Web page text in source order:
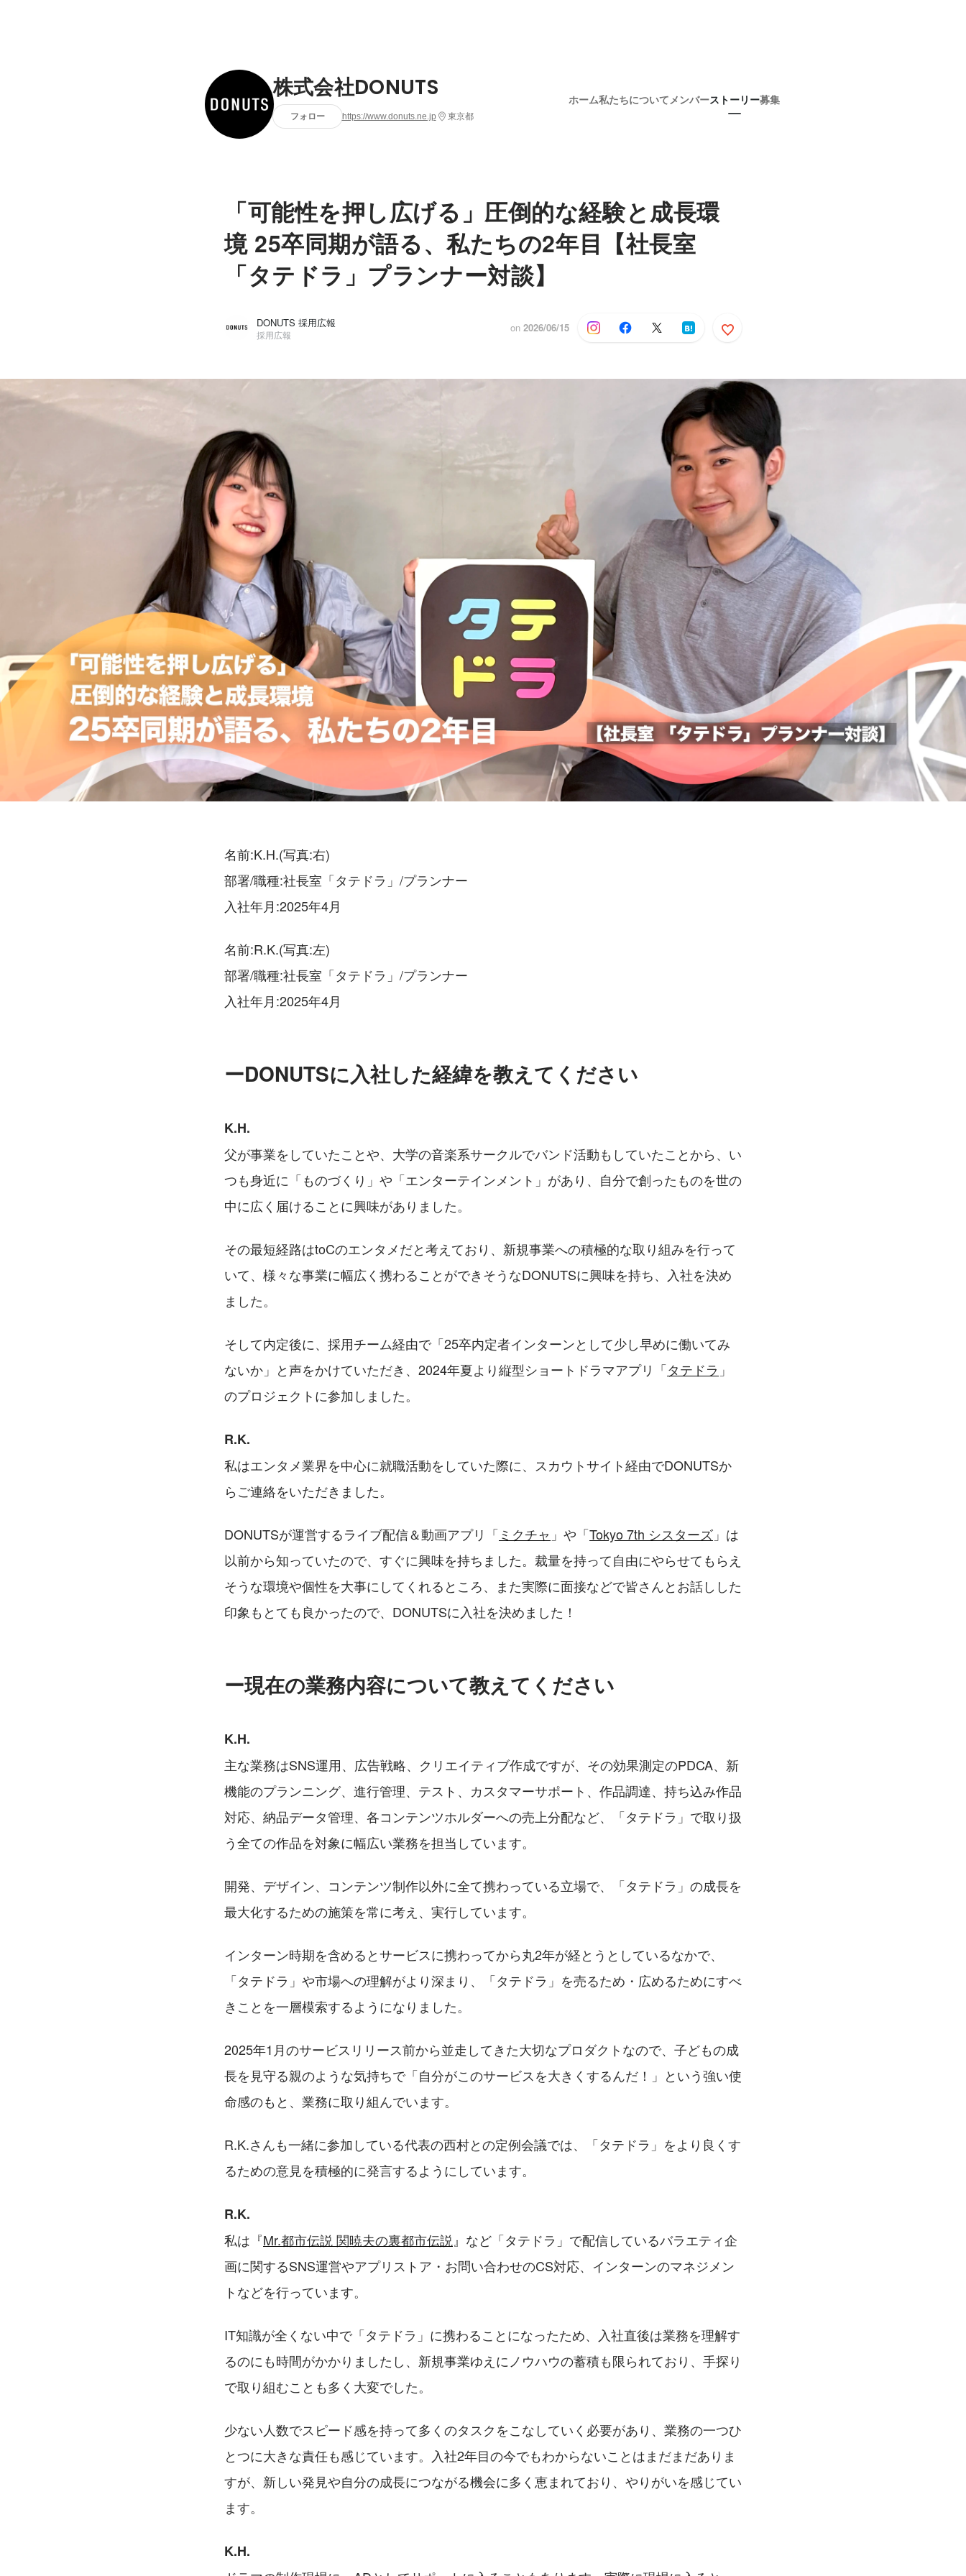
株式会社DONUTS
フォロー https://www.donuts.ne.jp 東京都
ホーム私たちについて メンバーストーリー募集
「可能性を押し広げる」圧倒的な経験と成長環
境 25卒同期が語る、私たちの2年目【社長室
「タテドラ」プランナー対談】
DONUTS 採用広報
採用広報
on 2026/06/15
名前:K.H.(写真:右)
部署/職種:社長室「タテドラ」/プランナー
入社年月:2025年4月
名前:R.K.(写真:左)
部署/職種:社長室「タテドラ」/プランナー
入社年月:2025年4月
ーDONUTSに入社した経緯を教えてください
K.H.
父が事業をしていたことや、大学の音楽系サークルでバンド活動もしていたことから、い
つも身近に「ものづくり」や「エンターテインメント」があり、自分で創ったものを世の
中に広く届けることに興味がありました。
その最短経路はtoCのエンタメだと考えており、新規事業への積極的な取り組みを行って
いて、様々な事業に幅広く携わることができそうなDONUTSに興味を持ち、入社を決め
ました。
そして内定後に、採用チーム経由で「25卒内定者インターンとして少し早めに働いてみ
ないか」と声をかけていただき、2024年夏より縦型ショートドラマアプリ「タテドラ 」
のプロジェクトに参加しました。
R.K.
私はエンタメ業界を中心に就職活動をしていた際に、スカウトサイト経由でDONUTSか
らご連絡をいただきました。
DONUTSが運営するライブ配信＆動画アプリ「ミクチャ 」や「Tokyo 7th シスターズ 」は
以前から知っていたので、すぐに興味を持ちました。裁量を持って自由にやらせてもらえ
そうな環境や個性を大事にしてくれるところ、また実際に面接などで皆さんとお話しした
印象もとても良かったので、DONUTSに入社を決めました！
ー現在の業務内容について教えてください
K.H.
主な業務はSNS運用、広告戦略、クリエイティブ作成ですが、その効果測定のPDCA、新
機能のプランニング、進行管理、テスト、カスタマーサポート、作品調達、持ち込み作品
対応、納品データ管理、各コンテンツホルダーへの売上分配など、「タテドラ」で取り扱
う全ての作品を対象に幅広い業務を担当しています。
開発、デザイン、コンテンツ制作以外に全て携わっている立場で、「タテドラ」の成長を
最大化するための施策を常に考え、実行しています。
インターン時期を含めるとサービスに携わってから丸2年が経とうとしているなかで、
「タテドラ」や市場への理解がより深まり、「タテドラ」を売るため・広めるためにすべ
きことを一層模索するようになりました。
2025年1月のサービスリリース前から並走してきた大切なプロダクトなので、子どもの成
長を見守る親のような気持ちで「自分がこのサービスを大きくするんだ！」という強い使
命感のもと、業務に取り組んでいます。
R.K.さんも一緒に参加している代表の西村との定例会議では、「タテドラ」をより良くす
るための意見を積極的に発言するようにしています。
R.K.
私は『Mr.都市伝説 関暁夫の裏都市伝説 』など「タテドラ」で配信しているバラエティ企
画に関するSNS運営やアプリストア・お問い合わせのCS対応、インターンのマネジメン
トなどを行っています。
IT知識が全くない中で「タテドラ」に携わることになったため、入社直後は業務を理解す
るのにも時間がかかりましたし、新規事業ゆえにノウハウの蓄積も限られており、手探り
で取り組むことも多く大変でした。
少ない人数でスピード感を持って多くのタスクをこなしていく必要があり、業務の一つひ
とつに大きな責任も感じています。入社2年目の今でもわからないことはまだまだありま
すが、新しい発見や自分の成長につながる機会に多く恵まれており、やりがいを感じてい
ます。
K.H.
DONUTS 採用広報
株式会社DONUTS / 採用広報